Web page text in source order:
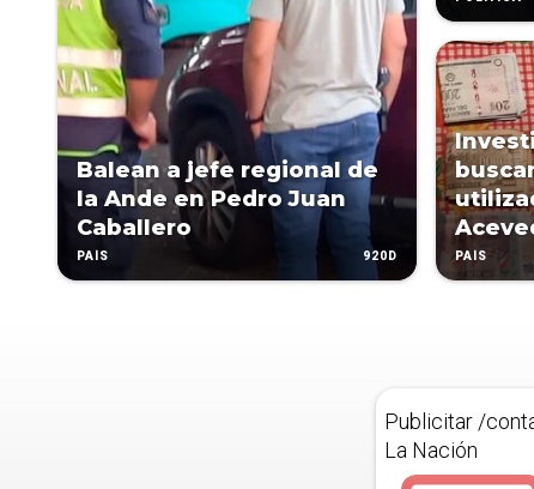
Balean a jefe regional de
la Ande en Pedro Juan
Caballero
PAÍS 920D PAÍS
Publicitar /
La Nación